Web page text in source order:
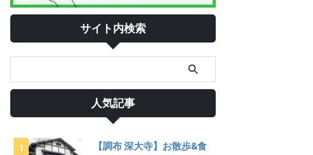
サイト内検索
人気記事
【調布 深大寺】お散歩&食